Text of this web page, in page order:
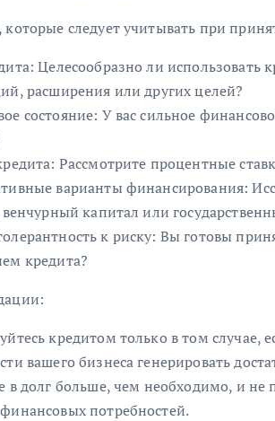
следует учитывать при
Целесообразно ли использовать
расширения или других целей?
состояние: У вас сильное
Рассмотрите процентные
варианты финансирования:
венчурный капитал или
к риску: Вы готовы
кредита?
кредитом только в том случае,
вашего бизнеса генерировать
в долг больше, чем необходимо, и не
потребностей.